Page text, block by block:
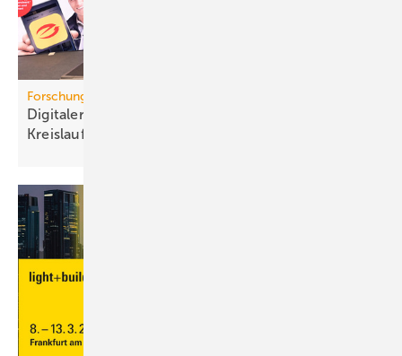
Forschungsprojekt
Digitaler Pro­dukt­pass für mehr
Kreis­lauf­wirt­schaft